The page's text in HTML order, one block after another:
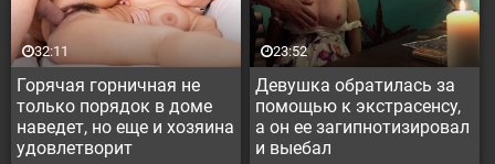
Горячая горничная не
только порядок в доме
наведет, но еще и хозяина
удовлетворит
32:11
Девушка обратилась за
помощью к экстрасенсу,
а он ее загипнотизировал
и выебал
23:52